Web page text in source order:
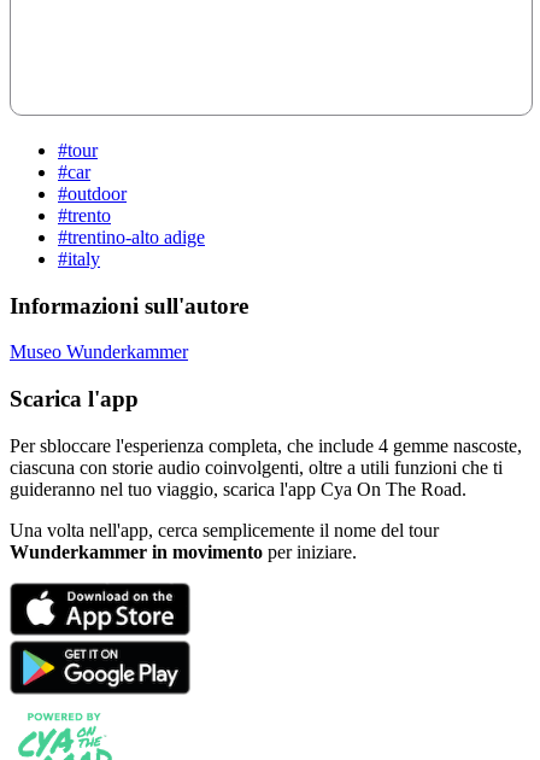
#tour
#car
#outdoor
#trento
#trentino-alto adige
#italy
Informazioni sull'autore
Museo Wunderkammer
Scarica l'app
Per sbloccare l'esperienza completa, che include 4 gemme nascoste,
ciascuna con storie audio coinvolgenti, oltre a utili funzioni che ti
guideranno nel tuo viaggio, scarica l'app Cya On The Road.
Una volta nell'app, cerca semplicemente il nome del tour
Wunderkammer in movimento per iniziare.